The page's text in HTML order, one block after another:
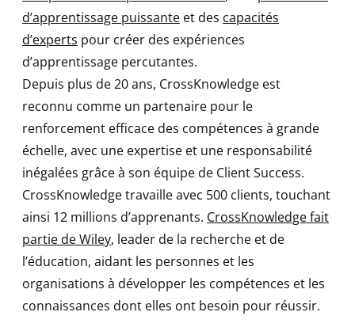
d’apprentissage puissante et des capacités
d’experts pour créer des expériences
d’apprentissage percutantes.
Depuis plus de 20 ans, CrossKnowledge est
reconnu comme un partenaire pour le
renforcement efficace des compétences à grande
échelle, avec une expertise et une responsabilité
inégalées grâce à son équipe de Client Success.
CrossKnowledge travaille avec 500 clients, touchant
ainsi 12 millions d’apprenants. CrossKnowledge fait
partie de Wiley, leader de la recherche et de
l’éducation, aidant les personnes et les
organisations à développer les compétences et les
connaissances dont elles ont besoin pour réussir.